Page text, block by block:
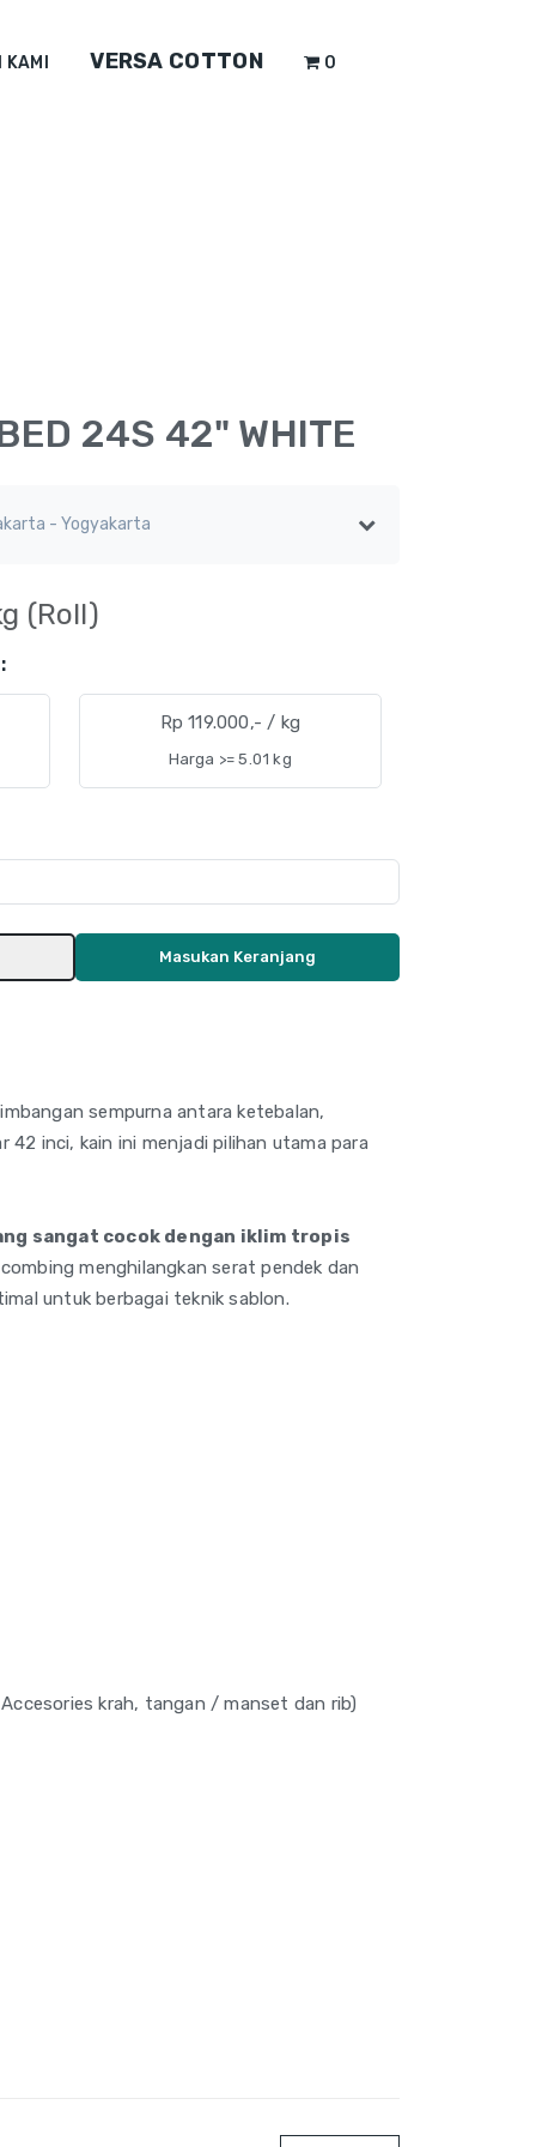
VERSA COTTON 0
24S 42" WHITE
(Roll)
Rp 119.000,- / kg
Harga >= 5.01 kg
Masukan Keranjang
sempurna antara ketebalan,
42 inci, kain ini menjadi pilihan utama para
sangat cocok dengan iklim tropis
menghilangkan serat pendek dan
untuk berbagai teknik sablon.
krah, tangan / manset dan rib)